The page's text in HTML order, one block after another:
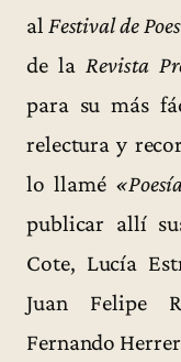
al Festival de
de la Revista
para su más
relectura y
lo llamé
publicar allí
Cote, Lucía
Juan Felipe
Fernando